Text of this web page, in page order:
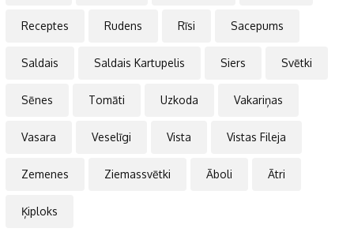
Receptes Rudens Rīsi Sacepums
Saldais Saldais Kartupelis Siers Svētki
Sēnes Tomāti Uzkoda Vakariņas
Vasara Veselīgi Vista Vistas Fileja
Zemenes Ziemassvētki Āboli Ātri
Ķiploks